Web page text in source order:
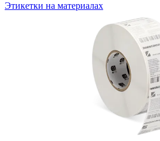
Этикетки на материалах